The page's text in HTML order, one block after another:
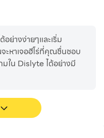
ย่างง่ายๆและเริ่ม
ะหาเจอฮีโร่ที่คุณชื่นชอบ
ใน Dislyte ได้อย่างมี